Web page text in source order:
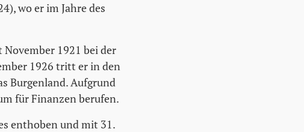
wo er im Jahre des
1921 bei der
1926 tritt er in den
Burgenland. Aufgrund
für Finanzen berufen.
enthoben und mit 31.